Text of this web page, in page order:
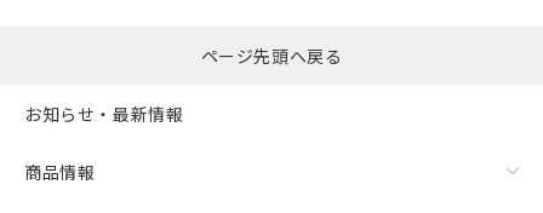
ページ先頭へ戻る
お知らせ・最新情報
商品情報